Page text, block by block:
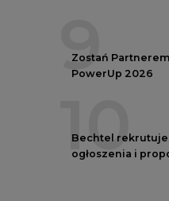
9
Zostań
PowerUp 2026
10
Bechtel
ogłoszenia i